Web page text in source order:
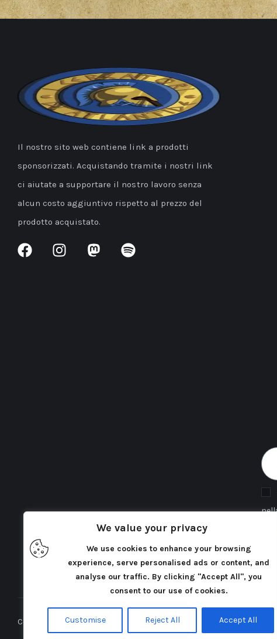
We value your privacy
We use cookies to enhance your browsing
experience, serve personalised ads or content, and
analyse our traffic. By clicking "Accept All", you
consent to our use of cookies.
Customise Reject All Accept All
Il nostro sito web contiene link a prodotti
sponsorizzati. Acquistando tramite i nostri link
ci aiutate a supportare il nostro lavoro senza
alcun costo aggiuntivo rispetto al prezzo del
prodotto acquistato.
Cercatori di Atlantide 2025©. Tutti i diritti riservati.